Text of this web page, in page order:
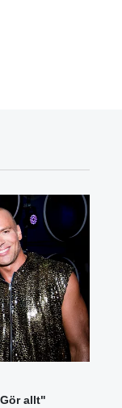
allt"